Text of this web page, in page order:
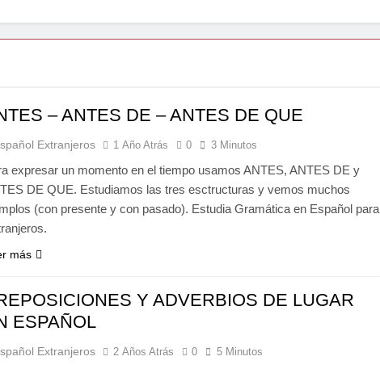
– ANTES DE – ANTES DE QUE
Extranjeros 1 Año Atrás 0 3 Minutos
expresar un momento en el tiempo usamos ANTES, ANTES DE y
DE QUE. Estudiamos las tres esctructuras y vemos muchos
(con presente y con pasado). Estudia Gramática en Español para
más
Y ADVERBIOS DE LUGAR
ESPAÑOL
Extranjeros 2 Años Atrás 0 5 Minutos